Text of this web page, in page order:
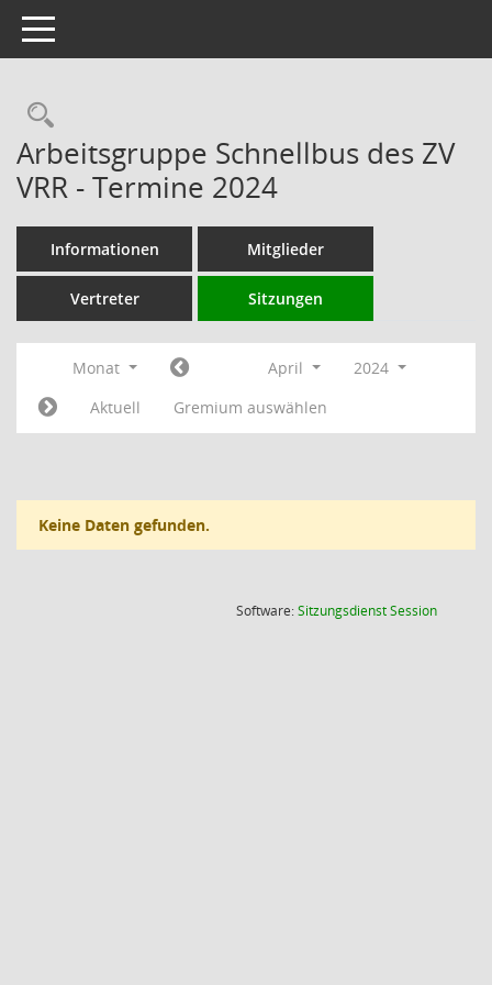
Toggle navigation
Rechercheauswahl
Arbeitsgruppe Schnellbus des ZV
VRR - Termine 2024
Informationen Mitglieder
Vertreter Sitzungen
Monat April
2024
Aktuell
Gremium auswählen
Keine Daten gefunden.
Software:SitzungsdienstSession(Wird in